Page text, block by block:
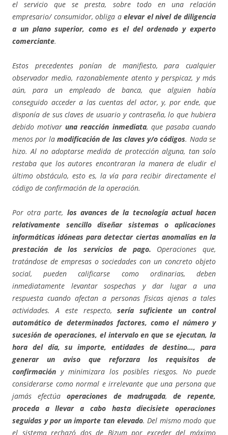
el servicio que se presta, sobre todo en una relación
empresario/ consumidor, obliga a elevar el nivel de diligencia
a un plano superior, como es el del ordenado y experto
comerciante.
Estos precedentes ponían de manifiesto, para cualquier
observador medio, razonablemente atento y perspicaz, y más
aún, para un empleado de banca, que alguien había
conseguido acceder a las cuentas del actor, y, por ende, que
disponía de sus claves de usuario y contraseña, lo que hubiera
debido motivaruna reacción inmediata, que pasaba cuando
menos por la modificación de las claves y/o códigos. Nada se
hizo. Al no adoptarse medida de protección alguna, tan solo
restaba que los autores encontraran la manera de eludir el
último obstáculo, esto es, la vía para recibir directamente el
código de confirmación de la operación.
Por otra parte, los avances de la tecnología actual hacen
relativamente sencillo diseñar sistemas o aplicaciones
informáticas idóneas para detectar ciertas anomalías en la
prestación de los servicios de pago. Operaciones que,
tratándose de empresas o sociedades con un concreto objeto
social, pueden calificarse como ordinarias, deben
inmediatamente levantar sospechas y dar lugar a una
respuesta cuando afectan a personas físicas ajenas a tales
actividades. A este respecto,sería suficiente un control
automático de determinados factores, como el número y
sucesión de operaciones, el intervalo en que se ejecutan, la
hora del día, su importe, entidades de destino…, para
generar un aviso que reforzara los requisitos de
confirmación y minimizara los posibles riesgos. No puede
considerarse como normal e irrelevante que una persona que
jamás efectúa operaciones de madrugada,de repente,
proceda a llevar a cabo hasta diecisiete operaciones
seguidas y por un importe tan elevado. Del mismo modo que
el sistema rechazó dos de Bizum por exceder del máximo